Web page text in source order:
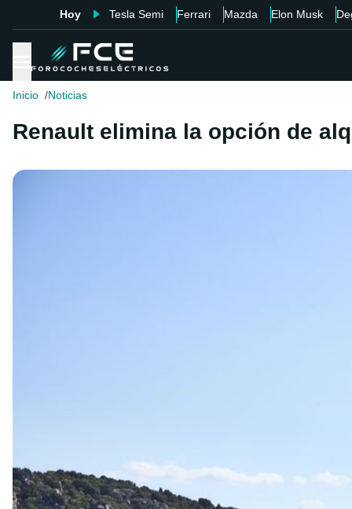
Hoy Tesla Semi Ferrari Mazda Elon Musk
Inicio Noticias
Renault elimina la opción de